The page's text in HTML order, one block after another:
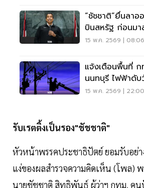
“ชัชชาติ”ยื่นลา
บินสหรัฐ ก่อนม
15 พ.ค. 2569 |
แจ้งเตือนพื้นที่ ก
นนทบุรี ไฟฟ้าดับ
15 พ.ค. 2569 |
รับเรตติ้งเป็นรอง"ชัชชาติ"
หัวหน้าพรรคประชาธิปัตย์ ยอมรับอย่า
แง่ของผลสำรวจความคิดเห็น (โพล) พ
นายชัชชาติ สิทธิพันธุ์ ผู้ว่าฯ กทม. ค